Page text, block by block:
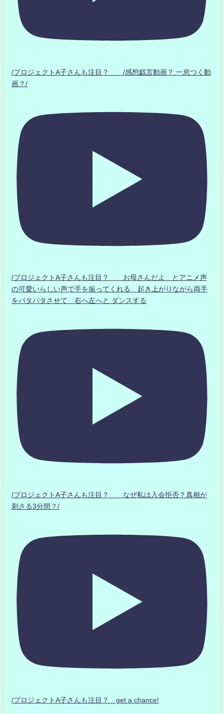
/プロジェクトA子さんも注目？ /感想戯言動画？.一息つく動
画？/
/プロジェクトA子さんも注目？ お母さんだよ とアニメ声
の可愛いらしい声で手を振ってくれる 起き上がりながら両手
をパタパタさせて 右へ左へと ダンスする
/プロジェクトA子さんも注目？ なぜ私は入会拒否？真相が
刺さる3分間？/
/プロジェクトA子さんも注目？ get a chance!